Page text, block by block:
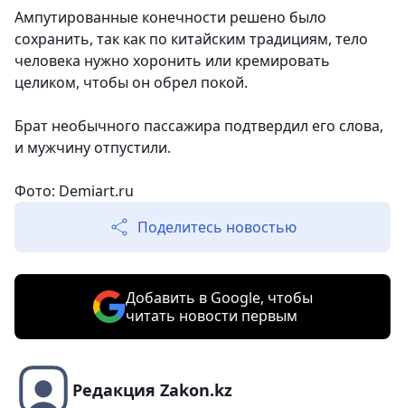
Ампутированные конечности решено было
сохранить, так как по китайским традициям, тело
человека нужно хоронить или кремировать
целиком, чтобы он обрел покой.
Брат необычного пассажира подтвердил его слова,
и мужчину отпустили.
Фото: Demiart.ru
Поделитесь новостью
Добавить в Google, чтобы
читать новости первым
Редакция Zakon.kz